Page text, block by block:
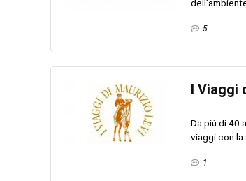
5
I
Da più di 40
viaggi con la
1